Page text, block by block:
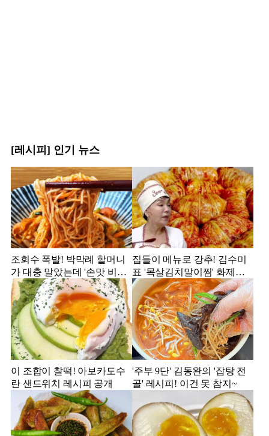
[레시피] 인기 뉴스
조회수 폭발! 박막례 할머니
가 대충 말았는데 '손맛 비빔
국수'
집들이 메뉴로 강추! 김수미
표 '목살김치말이찜' 화제의
레시피
이 조합이 찰떡! 아보카도수
란 샌드위치 레시피 공개
'주부 9단' 김동완의 '잡탕 전
골' 레시피! 이건 못 참지~